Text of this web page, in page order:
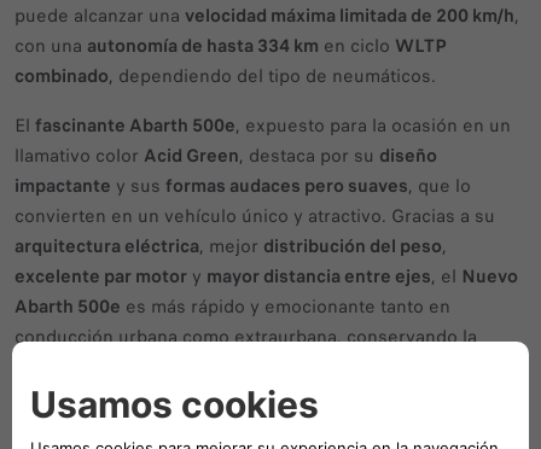
puede alcanzar una velocidad máxima limitada de 200 km/h,
con una autonomía de hasta 334 km en ciclo WLTP
combinado, dependiendo del tipo de neumáticos.
El fascinante Abarth 500e, expuesto para la ocasión en un
llamativo color Acid Green, destaca por su diseño
impactante y sus formas audaces pero suaves, que lo
convierten en un vehículo único y atractivo. Gracias a su
arquitectura eléctrica, mejor distribución del peso,
excelente par motor y mayor distancia entre ejes, el Nuevo
Abarth 500e es más rápido y emocionante tanto en
conducción urbana como extraurbana, conservando la
totalmente eléctricosatisface las necesidades de
rendimiento de todos los clientes, ofreciendo un estilo